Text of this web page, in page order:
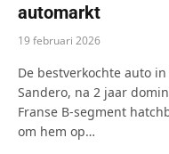
automarkt
19 februari 2026
De bestverkochte auto
Sandero, na 2 jaar
Franse B-segment
om hem op…